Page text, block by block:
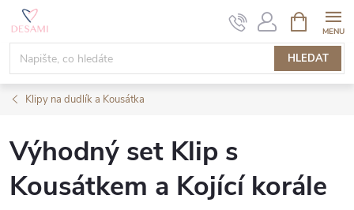
Přejít
obsah
HLEDAT
NÁKUPNÍ
KOŠÍK
Klipy na dudlík a Kousátka
Výhodný set Klip s
Kousátkem a Kojící korále